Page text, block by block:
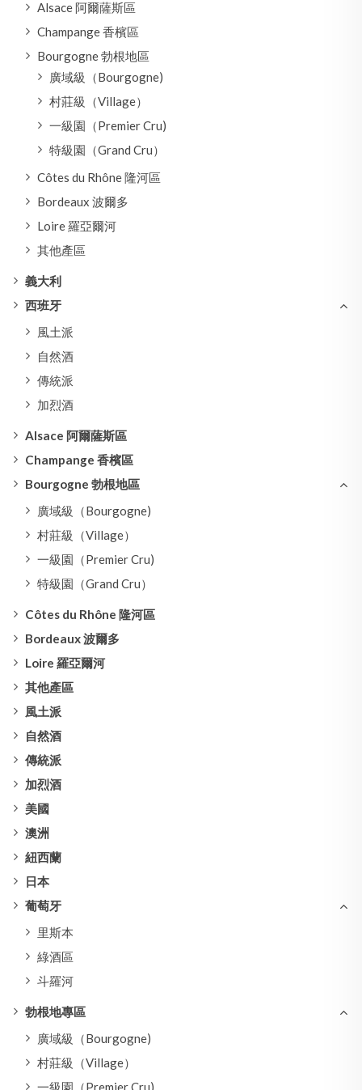
Alsace 阿爾薩斯區
Champange 香檳區
Bourgogne 勃根地區
廣域級（Bourgogne)
村莊級（Village）
一級園（Premier Cru)
特級園（Grand Cru）
Côtes du Rhône 隆河區
Bordeaux 波爾多
Loire 羅亞爾河
其他產區
義大利
西班牙
風土派
自然酒
傳統派
加烈酒
Alsace 阿爾薩斯區
Champange 香檳區
Bourgogne 勃根地區
廣域級（Bourgogne)
村莊級（Village）
一級園（Premier Cru)
特級園（Grand Cru）
Côtes du Rhône 隆河區
Bordeaux 波爾多
Loire 羅亞爾河
其他產區
風土派
自然酒
傳統派
加烈酒
美國
澳洲
紐西蘭
日本
葡萄牙
里斯本
綠酒區
斗羅河
勃根地專區
廣域級（Bourgogne)
村莊級（Village）
一級園（Premier Cru)